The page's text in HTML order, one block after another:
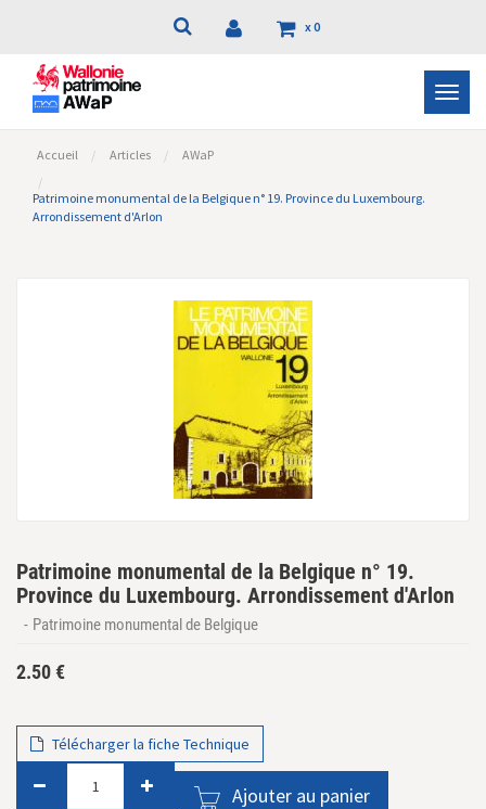
x0
la
Accueil Articles AWaP
Patrimoine monumental de la Belgique n° 19. Province du Luxembourg.
Arrondissement d'Arlon
Patrimoine monumental de la Belgique n° 19.
Province du Luxembourg. Arrondissement d'Arlon
Patrimoine monumental de Belgique
2.50€
Télécharger la fiche Technique
Ajouter au panier